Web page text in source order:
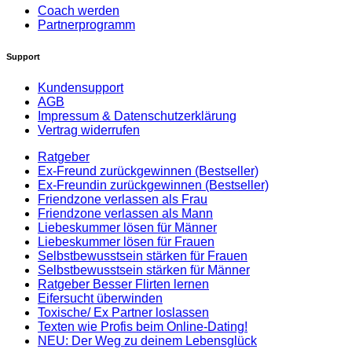
Coach werden
Partnerprogramm
Support
Kundensupport
AGB
Impressum & Datenschutzerklärung
Vertrag widerrufen
Ratgeber
Ex-Freund zurückgewinnen (Bestseller)
Ex-Freundin zurückgewinnen (Bestseller)
Friendzone verlassen als Frau
Friendzone verlassen als Mann
Liebeskummer lösen für Männer
Liebeskummer lösen für Frauen
Selbstbewusstsein stärken für Frauen
Selbstbewusstsein stärken für Männer
Ratgeber Besser Flirten lernen
Eifersucht überwinden
Toxische/ Ex Partner loslassen
Texten wie Profis beim Online-Dating!
NEU: Der Weg zu deinem Lebensglück